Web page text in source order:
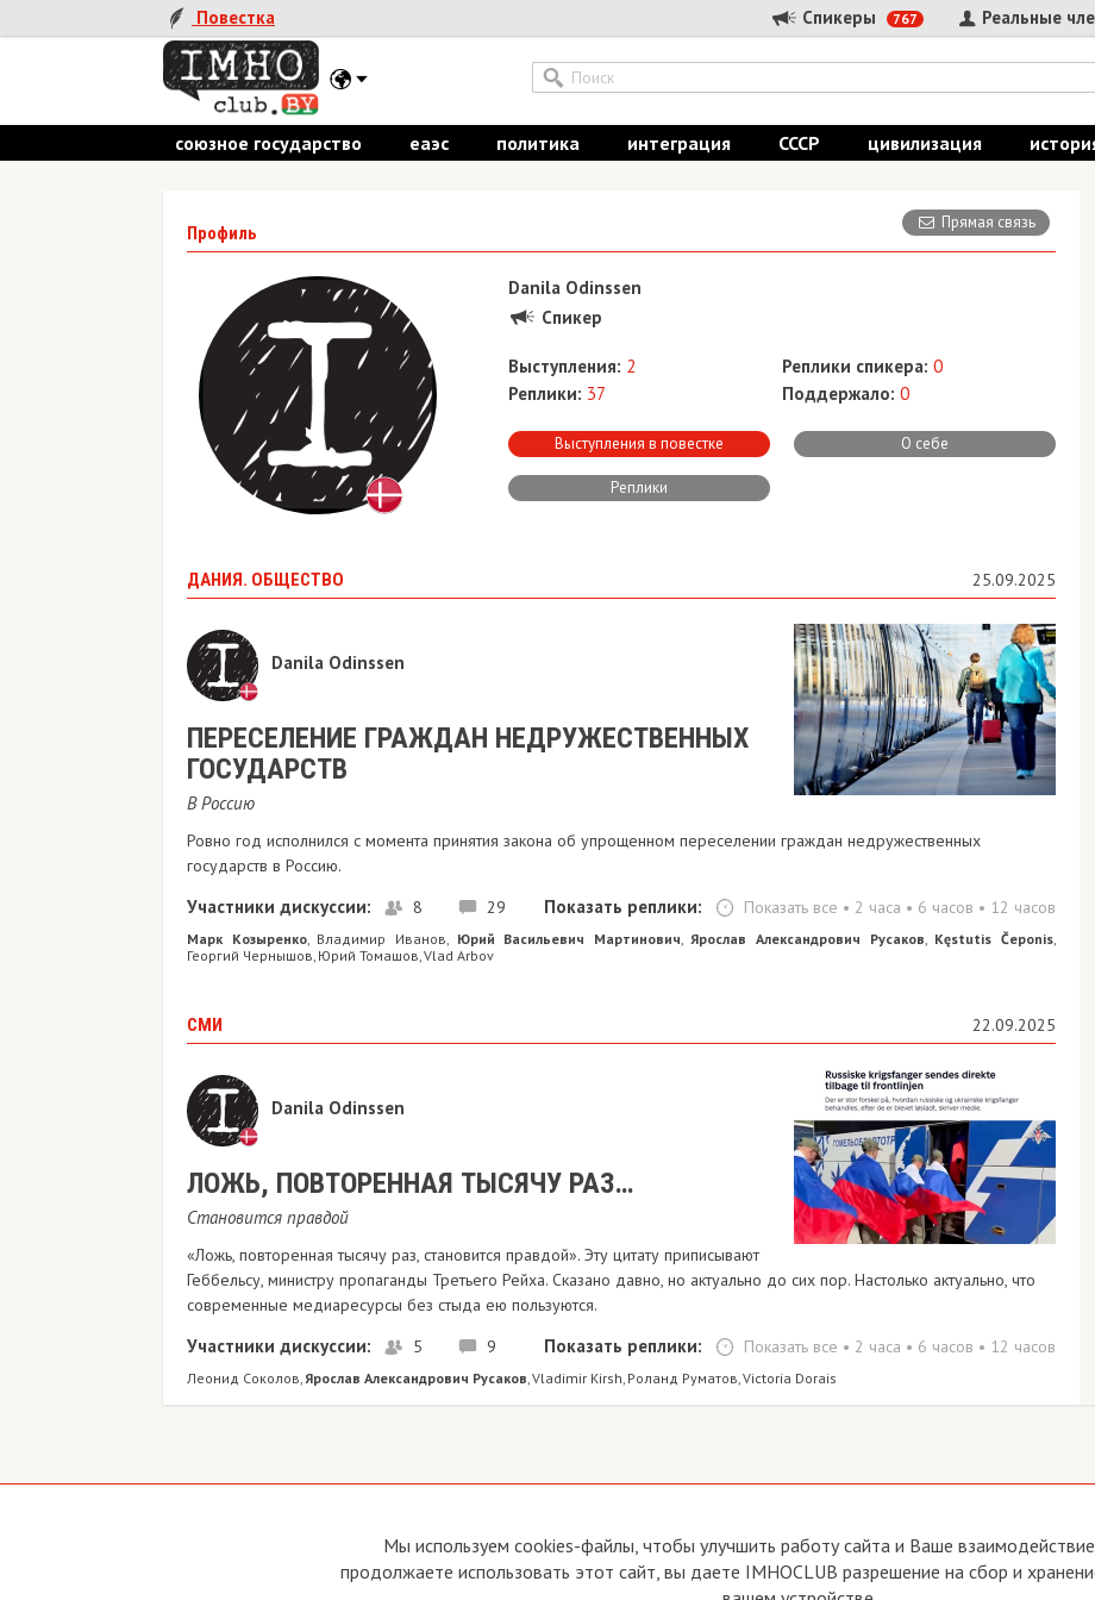
Повестка Спикеры 767 Реальные
союзное государство еаэс политика интеграция СССР цивилизация
Профиль
Прямая связь
Danila Odinssen
Спикер
Выступления: 2 Реплики спикера: 0
Реплики: 37 Поддержало: 0
Выступления в повестке О себе
Реплики
ДАНИЯ. ОБЩЕСТВО 25.09.2025
Danila Odinssen
ПЕРЕСЕЛЕНИЕ ГРАЖДАН НЕДРУЖЕСТВЕННЫХ
ГОСУДАРСТВ
В Россию
Ровно год исполнился с момента принятия закона об упрощенном переселении граждан недружественных
государств в Россию.
Участники дискуссии: 8 29 Показать реплики: Показать все • 2 часа • 6 часов • 12 часов
Марк Козыренко, Владимир Иванов, Юрий Васильевич Мартинович,Ярослав Александрович Русаков, Kęstutis Čeponis,
Георгий Чернышов, Юрий Томашов,Vlad Arbov
СМИ 22.09.2025
Danila Odinssen
​ЛОЖЬ, ПОВТОРЕННАЯ ТЫСЯЧУ РАЗ…
Становится правдой
«Ложь, повторенная тысячу раз, становится правдой». Эту цитату приписывают
Геббельсу, министру пропаганды Третьего Рейха. Сказано давно, но актуально до сих пор. Настолько актуально, что
современные медиаресурсы без стыда ею пользуются.
Участники дискуссии: 5 9 Показать реплики: Показать все • 2 часа • 6 часов • 12 часов
Леонид Соколов,Ярослав Александрович Русаков,Vladimir Kirsh, Роланд Руматов,Victoria Dorais
Устав
Прямая связь c членами клуба
Реклама
Мы используем cookies-файлы, чтобы улучшить работу сайта и Ваше
продолжаете использовать этот сайт, вы даете IMHOCLUB разрешение на сбор и